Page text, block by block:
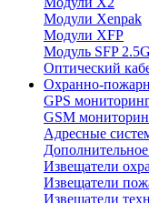
Модули Xenpak
Модули XFP
Модуль SFP 2.5G
Оптический
Охранно-
GPS
GSM
Адресные
Извещатели
Извещатели
Извещатели